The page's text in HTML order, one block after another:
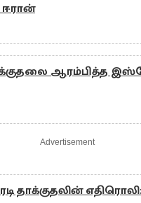
ஈரான்
ஆரம்பித்த
Advertisement
தாக்குதலின்